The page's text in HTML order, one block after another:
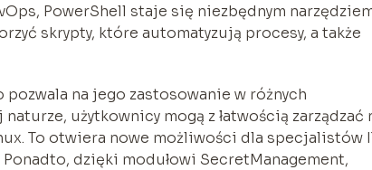
PowerShell staje się niezbędnym
skrypty, które automatyzują procesy, a także
na jego zastosowanie w różnych
użytkownicy mogą z łatwością zarządzać
To otwiera nowe możliwości dla specjalistów
dzięki modułowi SecretManagement,